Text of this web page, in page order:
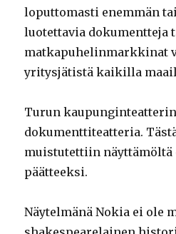
loputtomasti enemmän
luotettavia dokumentteja
matkapuhelinmarkkinat
yritysjätistä kaikilla
Turun
dokumenttiteatteria.
muistutettiin näyttämöltä
päätteeksi.
Näytelmänä Nokia ei ole